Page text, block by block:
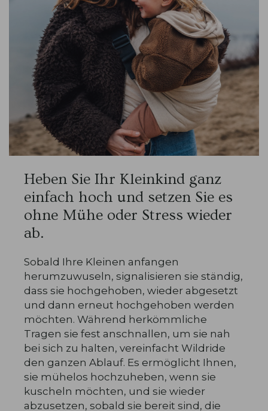
Heben Sie Ihr Kleinkind ganz
einfach hoch und setzen Sie es
ohne Mühe oder Stress wieder
ab.
Sobald Ihre Kleinen anfangen
herumzuwuseln, signalisieren sie ständig,
dass sie hochgehoben, wieder abgesetzt
und dann erneut hochgehoben werden
möchten. Während herkömmliche
Tragen sie fest anschnallen, um sie nah
bei sich zu halten, vereinfacht Wildride
den ganzen Ablauf. Es ermöglicht Ihnen,
sie mühelos hochzuheben, wenn sie
kuscheln möchten, und sie wieder
abzusetzen, sobald sie bereit sind, die